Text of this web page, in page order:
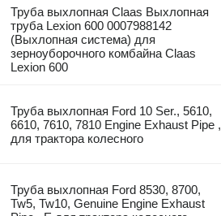
Труба выхлопная Claas Выхлопная
труба Lexion 600 0007988142
(Выхлопная система) для
зерноуборочного комбайна Claas
Lexion 600
Труба выхлопная Ford 10 Ser., 5610,
6610, 7610, 7810 Engine Exhaust Pipe ,
для трактора колесного
Труба выхлопная Ford 8530, 8700,
Tw5, Tw10, Genuine Engine Exhaust